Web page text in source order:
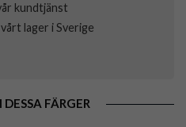
kundtjänst
lager i Sverige
FÄRGER